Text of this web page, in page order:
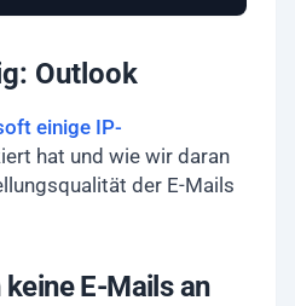
Outlook
einige IP-
hat und wie wir daran
der E-Mails
E-Mails an